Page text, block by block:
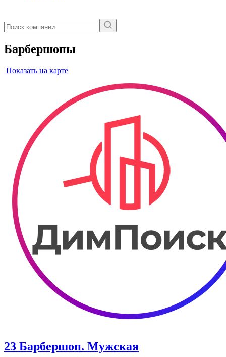
Барбершопы
Показать на карте
23 Барбершоп. Мужская